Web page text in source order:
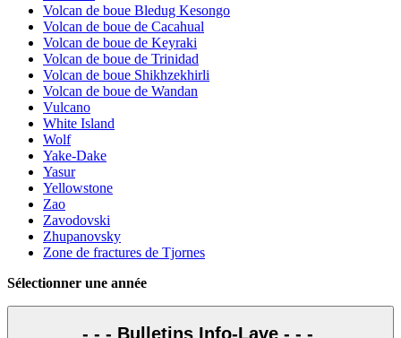
Volcan de boue Bledug Kesongo
Volcan de boue de Cacahual
Volcan de boue de Keyraki
Volcan de boue de Trinidad
Volcan de boue Shikhzekhirli
Volcan de boue de Wandan
Vulcano
White Island
Wolf
Yake-Dake
Yasur
Yellowstone
Zao
Zavodovski
Zhupanovsky
Zone de fractures de Tjornes
Sélectionner une année
- - - Bulletins Info-Lave - - -